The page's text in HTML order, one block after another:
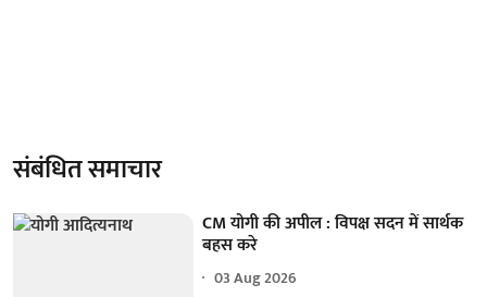
संबंधित समाचार
CM योगी की अपील : विपक्ष सदन में सार्थक
बहस करे
03 Aug 2026